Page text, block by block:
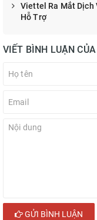
Viettel Ra Mắt Dịch
Hỗ Trợ
VIẾT BÌNH LUẬN
GỬI BÌNH LUẬN